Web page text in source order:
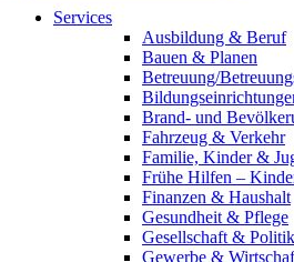
Services
Ausbildung & Beruf
Bauen & Planen
Betreuung/
Brand- und
Fahrzeug & Verkehr
Familie, Kinder &
Frühe Hilfen –
Finanzen & Haushalt
Gesundheit & Pflege
Gesellschaft & Politik
Gewerbe &